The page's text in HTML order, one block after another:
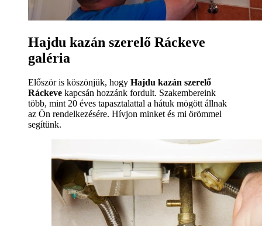
Hajdu kazán szerelő Ráckeve
galéria
Először is köszönjük, hogy Hajdu kazán szerelő
Ráckeve kapcsán hozzánk fordult. Szakembereink
több, mint 20 éves tapasztalattal a hátuk mögött állnak
az Ön rendelkezésére. Hívjon minket és mi örömmel
segítünk.